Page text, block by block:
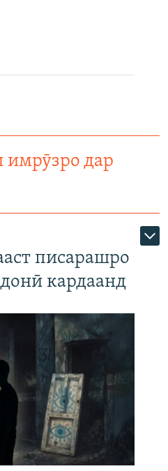
имрӯзро дар
писарашро
кардаанд